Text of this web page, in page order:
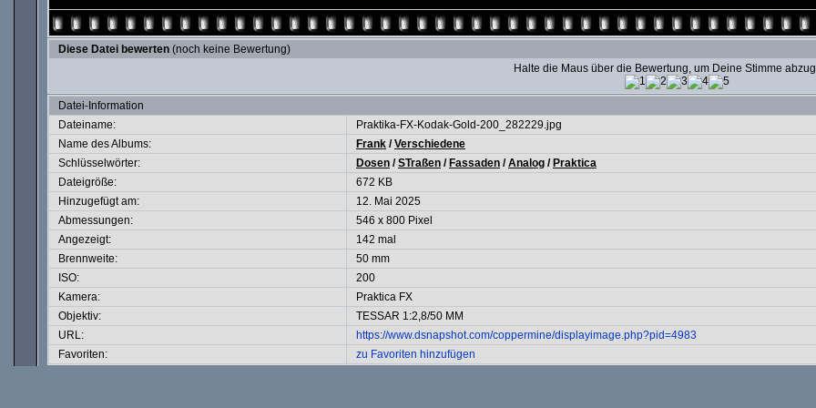
Diese Datei bewerten (noch keine Bewertung)
Halte die Maus über die Bewertung, um Deine Stimme
Datei-Information
Dateiname:
Praktika-FX-Kodak-Gold-200_282229.jpg
Name des Albums:
Frank /Verschiedene
Schlüsselwörter:
Dosen /STraßen / Fassaden /Analog / Praktica
Dateigröße:
672 KB
Hinzugefügt am:
12. Mai 2025
Abmessungen:
546 x 800 Pixel
Angezeigt:
142 mal
Brennweite:
50 mm
ISO:
200
Kamera:
Praktica FX
Objektiv:
TESSAR 1:2,8/50 MM
URL:
https://www.dsnapshot.com/coppermine/displayimage.php?pid=4983
Favoriten:
zu Favoriten hinzufügen